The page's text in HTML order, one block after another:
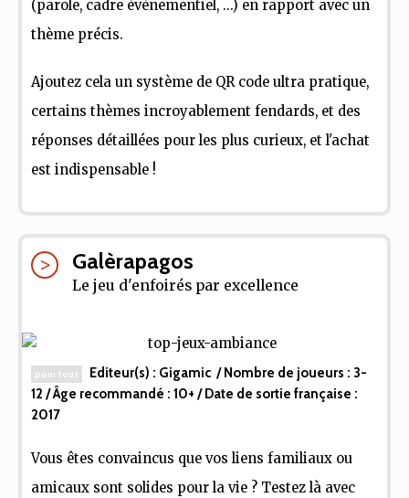
(parole, cadre événementiel, ...) en rapport avec un
thème précis.
Ajoutez cela un système de QR code ultra pratique,
certains thèmes incroyablement fendards, et des
réponses détaillées pour les plus curieux, et l'achat
est indispensable !
Galèrapagos
Le jeu d'enfoirés par excellence
pour tous Editeur(s) : Gigamic / Nombre de joueurs : 3-
12 / Âge recommandé : 10+ / Date de sortie française :
2017
Vous êtes convaincus que vos liens familiaux ou
amicaux sont solides pour la vie ? Testez là avec